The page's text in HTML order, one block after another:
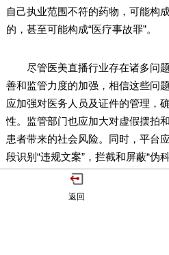
自己执业范围不符的药物，可能构
的，甚至可能构成“医疗事故罪”。
尽管医美直播行业存在诸多问题
善和监管力度的加强，相信这些问
应加强对医务人员及证件的管理，
性。监管部门也应加大对虚假摆拍
患者带来的社会风险。同时，平台
段识别“违规文案”，拦截和屏蔽“伪
返回